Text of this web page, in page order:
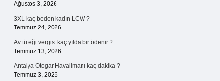
Ağustos 3, 2026
3XL kaç beden kadın LCW ?
Temmuz 24, 2026
Av tüfeği vergisi kaç yılda bir ödenir ?
Temmuz 13, 2026
Antalya Otogar Havalimanı kaç dakika ?
Temmuz 3, 2026